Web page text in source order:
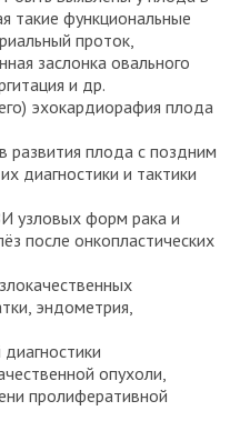
такие функциональные
проток,
заслонка овального
и др.
эхокардиорафия плода
развития плода с поздним
диагностики и тактики
узловых форм рака и
после онкопластических
эндометрия,
опухоли,
пролиферативной